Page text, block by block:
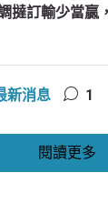
撻訂輸少當贏
新消息 1
閱讀更多